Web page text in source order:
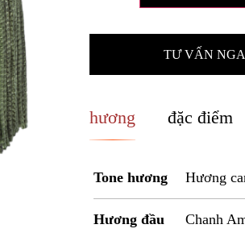
TƯ VẤN
hương đặc điểm
Tone hương Hương
Hương đầu Chanh